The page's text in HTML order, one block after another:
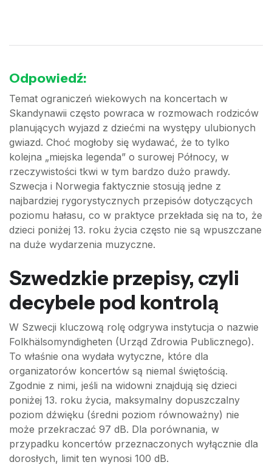
Odpowiedź:
Temat ograniczeń wiekowych na koncertach w
Skandynawii często powraca w rozmowach rodziców
planujących wyjazd z dziećmi na występy ulubionych
gwiazd. Choć mogłoby się wydawać, że to tylko
kolejna „miejska legenda” o surowej Północy, w
rzeczywistości tkwi w tym bardzo dużo prawdy.
Szwecja i Norwegia faktycznie stosują jedne z
najbardziej rygorystycznych przepisów dotyczących
poziomu hałasu, co w praktyce przekłada się na to, że
dzieci poniżej 13. roku życia często nie są wpuszczane
na duże wydarzenia muzyczne.
Szwedzkie przepisy, czyli
decybele pod kontrolą
W Szwecji kluczową rolę odgrywa instytucja o nazwie
Folkhälsomyndigheten (Urząd Zdrowia Publicznego).
To właśnie ona wydała wytyczne, które dla
organizatorów koncertów są niemal świętością.
Zgodnie z nimi, jeśli na widowni znajdują się dzieci
poniżej 13. roku życia, maksymalny dopuszczalny
poziom dźwięku (średni poziom równoważny) nie
może przekraczać 97 dB. Dla porównania, w
przypadku koncertów przeznaczonych wyłącznie dla
dorosłych, limit ten wynosi 100 dB.